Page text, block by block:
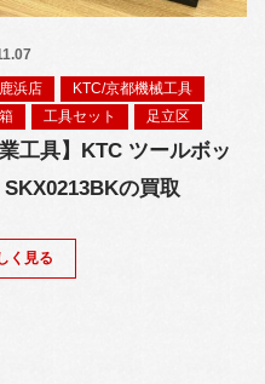
浜店
KTC/京都機械工具
工具セット 足立区
業工具】KTC ツールボッ
SKX0213BKの買取
く見る